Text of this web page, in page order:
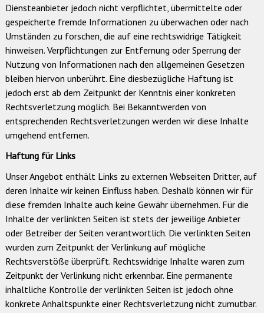
Diensteanbieter jedoch nicht verpflichtet, übermittelte oder
gespeicherte fremde Informationen zu überwachen oder nach
Umständen zu forschen, die auf eine rechtswidrige Tätigkeit
hinweisen. Verpflichtungen zur Entfernung oder Sperrung der
Nutzung von Informationen nach den allgemeinen Gesetzen
bleiben hiervon unberührt. Eine diesbezügliche Haftung ist
jedoch erst ab dem Zeitpunkt der Kenntnis einer konkreten
Rechtsverletzung möglich. Bei Bekanntwerden von
entsprechenden Rechtsverletzungen werden wir diese Inhalte
umgehend entfernen.
Haftung für Links
Unser Angebot enthält Links zu externen Webseiten Dritter, auf
deren Inhalte wir keinen Einfluss haben. Deshalb können wir für
diese fremden Inhalte auch keine Gewähr übernehmen. Für die
Inhalte der verlinkten Seiten ist stets der jeweilige Anbieter
oder Betreiber der Seiten verantwortlich. Die verlinkten Seiten
wurden zum Zeitpunkt der Verlinkung auf mögliche
Rechtsverstöße überprüft. Rechtswidrige Inhalte waren zum
Zeitpunkt der Verlinkung nicht erkennbar. Eine permanente
inhaltliche Kontrolle der verlinkten Seiten ist jedoch ohne
konkrete Anhaltspunkte einer Rechtsverletzung nicht zumutbar.